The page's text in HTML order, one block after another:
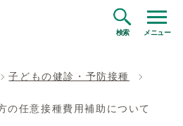
検索 メニュー
子どもの健診・予防接種
の任意接種費用補助について